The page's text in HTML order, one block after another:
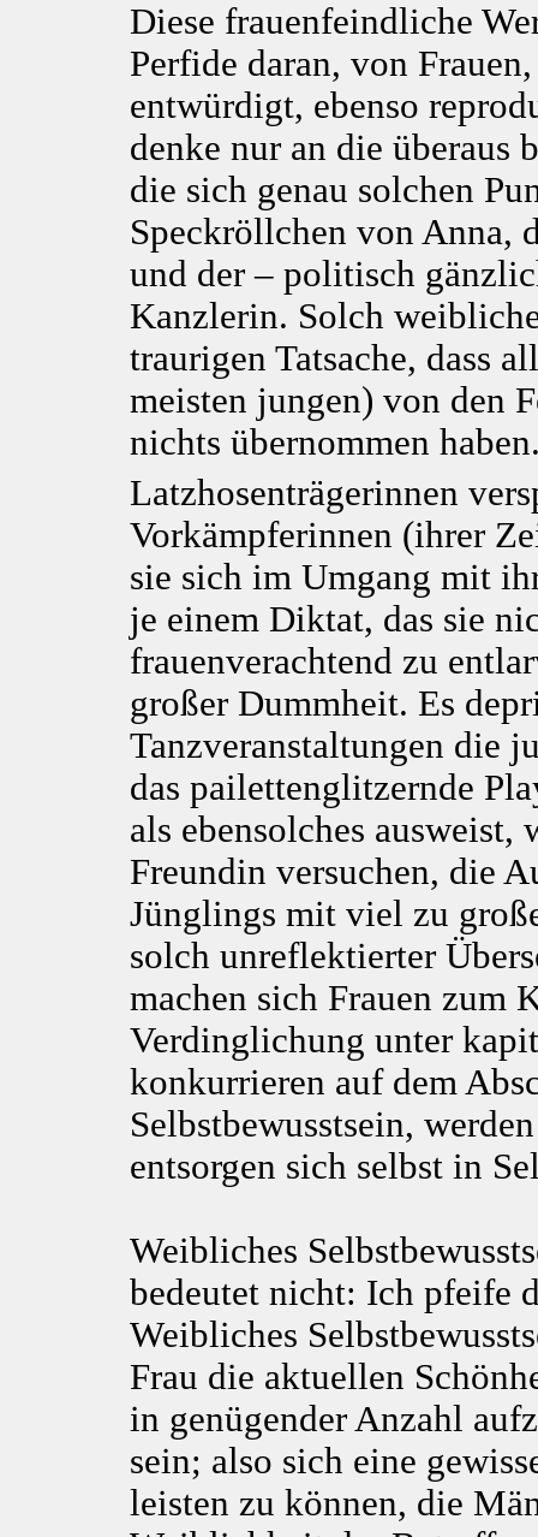
Diese frauenfeindliche
Perfide daran, von
entwürdigt, ebenso
denke nur an die überaus
die sich genau solchen
Speckröllchen von Anna,
und der – politisch
Kanzlerin. Solch
traurigen Tatsache, dass
meisten jungen) von den
nichts übernommen
Latzhosenträgerinnen
Vorkämpferinnen (ihrer
sie sich im Umgang mit
je einem Diktat, das sie
frauenverachtend zu
großer Dummheit. Es
Tanzveranstaltungen die
das pailettenglitzernde
als ebensolches
Freundin versuchen, die
Jünglings mit viel zu
solch unreflektierter
machen sich Frauen zum
Verdinglichung unter
konkurrieren auf dem
Selbstbewusstsein,
entsorgen sich selbst in
Weibliches
bedeutet nicht: Ich pfeife
Weibliches
Frau die aktuellen
in genügender Anzahl
sein; also sich eine
leisten zu können, die